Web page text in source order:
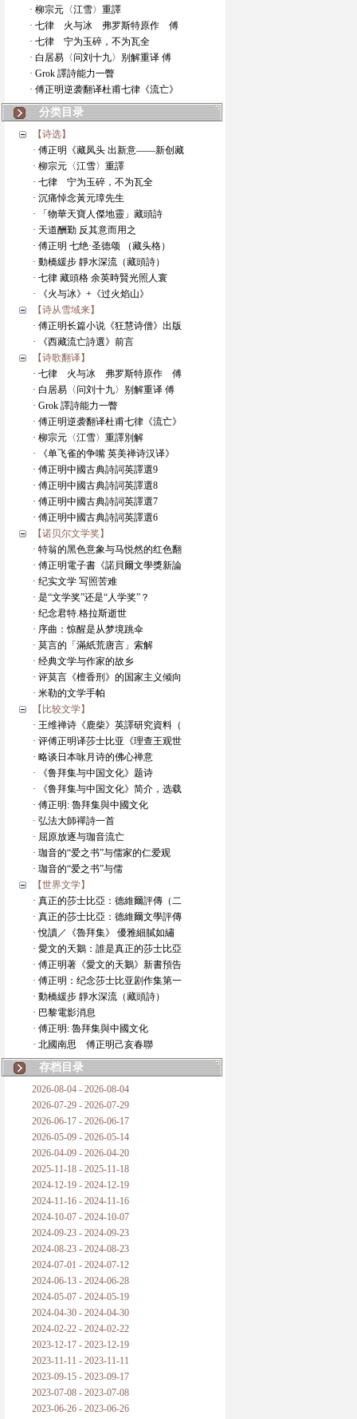
· 柳宗元〈江雪〉重譯
· 七律 火与冰 弗罗斯特原作 傅
· 七律 宁为玉碎，不为瓦全
· 白居易〈问刘十九〉别解重译 傅
· Grok 譯詩能力一瞥
· 傅正明逆袭翻译杜甫七律《流亡》
分类目录
【诗选】
· 傅正明《藏凤头 出新意——新创藏
· 柳宗元〈江雪〉重譯
· 七律 宁为玉碎，不为瓦全
· 沉痛悼念黃元璋先生
· 「物華天寶人傑地靈」藏頭詩
· 天道酬勤 反其意而用之
· 傅正明 七绝·圣德颂 （藏头格）
· 動橋緩步 靜水深流（藏頭詩）
· 七律 藏頭格 余英時賢光照人寰
· 《火与冰》+《过火焰山》
【诗从雪域来】
· 傅正明长篇小说《狂慧诗僧》出版
· 《西藏流亡詩選》前言
【诗歌翻译】
· 七律 火与冰 弗罗斯特原作 傅
· 白居易〈问刘十九〉别解重译 傅
· Grok 譯詩能力一瞥
· 傅正明逆袭翻译杜甫七律《流亡》
· 柳宗元〈江雪〉重譯別解
· 《单飞雀的争嘴 英美禅诗汉译》
· 傅正明中國古典詩詞英譯選9
· 傅正明中國古典詩詞英譯選8
· 傅正明中國古典詩詞英譯選7
· 傅正明中國古典詩詞英譯選6
【诺贝尔文学奖】
· 特翁的黑色意象与马悦然的红色翻
· 傅正明電子書《諾貝爾文學獎新論
· 纪实文学 写照苦难
· 是“文学奖”还是“人学奖”？
· 纪念君特.格拉斯逝世
· 序曲：惊醒是从梦境跳伞
· 莫言的「滿紙荒唐言」索解
· 经典文学与作家的故乡
· 评莫言《檀香刑》的国家主义倾向
· 米勒的文学手帕
【比较文学】
· 王维禅诗《鹿柴》英譯研究資料（
· 评傅正明译莎士比亚《理查王观世
· 略谈日本咏月诗的佛心禅意
· 《鲁拜集与中国文化》题诗
· 《鲁拜集与中国文化》简介，选载
· 傅正明: 魯拜集與中國文化
· 弘法大師禪詩一首
· 屈原放逐与珈音流亡
· 珈音的“爱之书”与儒家的仁爱观
· 珈音的“爱之书”与儒
【世界文学】
· 真正的莎士比亞：德維爾評傳（二
· 真正的莎士比亞：德維爾文學評傳
· 悅讀／《魯拜集》 優雅細膩如繡
· 愛文的天鵝：誰是真正的莎士比亞
· 傅正明著《愛文的天鵝》新書預告
· 傅正明：纪念莎士比亚剧作集第一
· 動橋緩步 靜水深流（藏頭詩）
· 巴黎電影消息
· 傅正明: 魯拜集與中國文化
· 北國南思 傅正明己亥春聯
存档目录
2026-08-04 - 2026-08-04
2026-07-29 - 2026-07-29
2026-06-17 - 2026-06-17
2026-05-09 - 2026-05-14
2026-04-09 - 2026-04-20
2025-11-18 - 2025-11-18
2024-12-19 - 2024-12-19
2024-11-16 - 2024-11-16
2024-10-07 - 2024-10-07
2024-09-23 - 2024-09-23
2024-08-23 - 2024-08-23
2024-07-01 - 2024-07-12
2024-06-13 - 2024-06-28
2024-05-07 - 2024-05-19
2024-04-30 - 2024-04-30
2024-02-22 - 2024-02-22
2023-12-17 - 2023-12-19
2023-11-11 - 2023-11-11
2023-09-15 - 2023-09-17
2023-07-08 - 2023-07-08
2023-06-26 - 2023-06-26